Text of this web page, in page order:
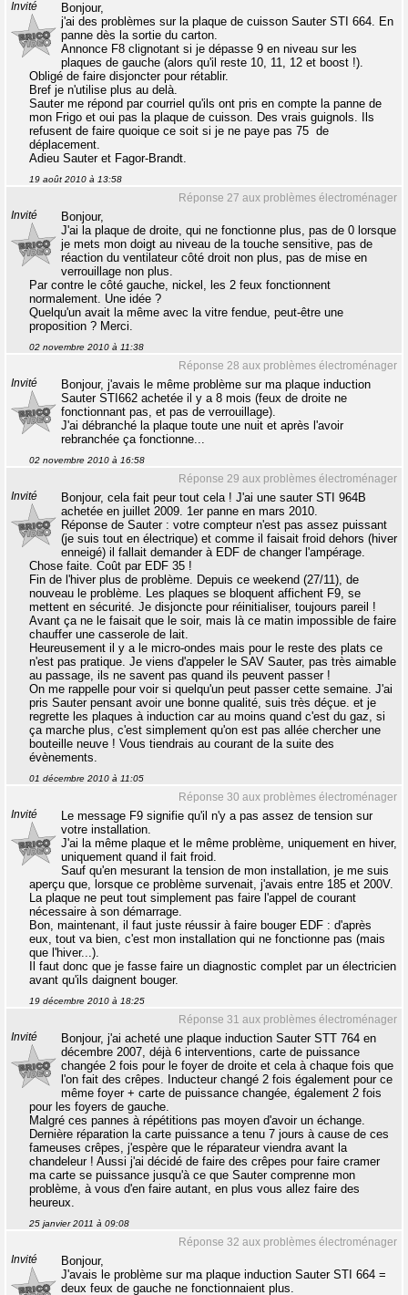
Invité
Bonjour,
j'ai des problèmes sur la plaque de cuisson Sauter STI 664. En
panne dès la sortie du carton.
Annonce F8 clignotant si je dépasse 9 en niveau sur les
plaques de gauche (alors qu'il reste 10, 11, 12 et boost !).
Obligé de faire disjoncter pour rétablir.
Bref je n'utilise plus au delà.
Sauter me répond par courriel qu'ils ont pris en compte la panne de
mon Frigo et oui pas la plaque de cuisson. Des vrais guignols. Ils
refusent de faire quoique ce soit si je ne paye pas 75  de
déplacement.
Adieu Sauter et Fagor-Brandt.
19 août 2010 à 13:58
Réponse 27 aux problèmes électroménager
Invité
Bonjour,
J'ai la plaque de droite, qui ne fonctionne plus, pas de 0 lorsque
je mets mon doigt au niveau de la touche sensitive, pas de
réaction du ventilateur côté droit non plus, pas de mise en
verrouillage non plus.
Par contre le côté gauche, nickel, les 2 feux fonctionnent
normalement. Une idée ?
Quelqu'un avait la même avec la vitre fendue, peut-être une
proposition ? Merci.
02 novembre 2010 à 11:38
Réponse 28 aux problèmes électroménager
Invité
Bonjour, j'avais le même problème sur ma plaque induction
Sauter STI662 achetée il y a 8 mois (feux de droite ne
fonctionnant pas, et pas de verrouillage).
J'ai débranché la plaque toute une nuit et après l'avoir
rebranchée ça fonctionne...
02 novembre 2010 à 16:58
Réponse 29 aux problèmes électroménager
Invité
Bonjour, cela fait peur tout cela ! J'ai une sauter STI 964B
achetée en juillet 2009. 1er panne en mars 2010.
Réponse de Sauter : votre compteur n'est pas assez puissant
(je suis tout en électrique) et comme il faisait froid dehors (hiver
enneigé) il fallait demander à EDF de changer l'ampérage.
Chose faite. Coût par EDF 35 !
Fin de l'hiver plus de problème. Depuis ce weekend (27/11), de
nouveau le problème. Les plaques se bloquent affichent F9, se
mettent en sécurité. Je disjoncte pour réinitialiser, toujours pareil !
Avant ça ne le faisait que le soir, mais là ce matin impossible de faire
chauffer une casserole de lait.
Heureusement il y a le micro-ondes mais pour le reste des plats ce
n'est pas pratique. Je viens d'appeler le SAV Sauter, pas très aimable
au passage, ils ne savent pas quand ils peuvent passer !
On me rappelle pour voir si quelqu'un peut passer cette semaine. J'ai
pris Sauter pensant avoir une bonne qualité, suis très déçue. et je
regrette les plaques à induction car au moins quand c'est du gaz, si
ça marche plus, c'est simplement qu'on est pas allée chercher une
bouteille neuve ! Vous tiendrais au courant de la suite des
évènements.
01 décembre 2010 à 11:05
Réponse 30 aux problèmes électroménager
Invité
Le message F9 signifie qu'il n'y a pas assez de tension sur
votre installation.
J'ai la même plaque et le même problème, uniquement en hiver,
uniquement quand il fait froid.
Sauf qu'en mesurant la tension de mon installation, je me suis
aperçu que, lorsque ce problème survenait, j'avais entre 185 et 200V.
La plaque ne peut tout simplement pas faire l'appel de courant
nécessaire à son démarrage.
Bon, maintenant, il faut juste réussir à faire bouger EDF : d'après
eux, tout va bien, c'est mon installation qui ne fonctionne pas (mais
que l'hiver...).
Il faut donc que je fasse faire un diagnostic complet par un électricien
avant qu'ils daignent bouger.
19 décembre 2010 à 18:25
Réponse 31 aux problèmes électroménager
Invité
Bonjour, j'ai acheté une plaque induction Sauter STT 764 en
décembre 2007, déjà 6 interventions, carte de puissance
changée 2 fois pour le foyer de droite et cela à chaque fois que
l'on fait des crêpes. Inducteur changé 2 fois également pour ce
même foyer + carte de puissance changée, également 2 fois
pour les foyers de gauche.
Malgré ces pannes à répétitions pas moyen d'avoir un échange.
Dernière réparation la carte puissance a tenu 7 jours à cause de ces
fameuses crêpes, j'espère que le réparateur viendra avant la
chandeleur ! Aussi j'ai décidé de faire des crêpes pour faire cramer
ma carte se puissance jusqu'à ce que Sauter comprenne mon
problème, à vous d'en faire autant, en plus vous allez faire des
heureux.
25 janvier 2011 à 09:08
Réponse 32 aux problèmes électroménager
Invité
Bonjour,
J'avais le problème sur ma plaque induction Sauter STI 664 =
deux feux de gauche ne fonctionnaient plus.